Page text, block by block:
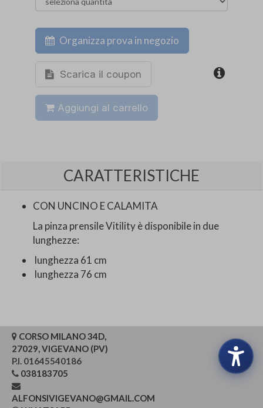
Organizza prova in negozio
Scarica il coupon
Aggiungi al carrello
CARATTERISTICHE
CON UNCINO E CALAMITA
La pinza prensile Vitility è disponibile in due
lunghezze:
lunghezza 61 cm
lunghezza 76 cm
CORSO MILANO 34D,
27029, VIGEVANO (PV)
P.I. 01645540186
038183705
ALFONSIVIGEVANO@GMAIL.COM